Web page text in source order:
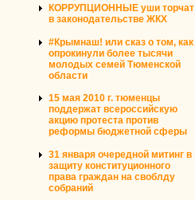
КОРРУПЦИОННЫЕ уши торчат
в законодательстве ЖКХ
#Крымнаш! или сказ о том, как
опрокинули более тысячи
молодых семей Тюменской
области
15 мая 2010 г. тюменцы
поддержат всероссийскую
акцию протеста против
реформы бюджетной сферы
31 января очередной митинг в
защиту конституционного
права граждан на своблду
собраний